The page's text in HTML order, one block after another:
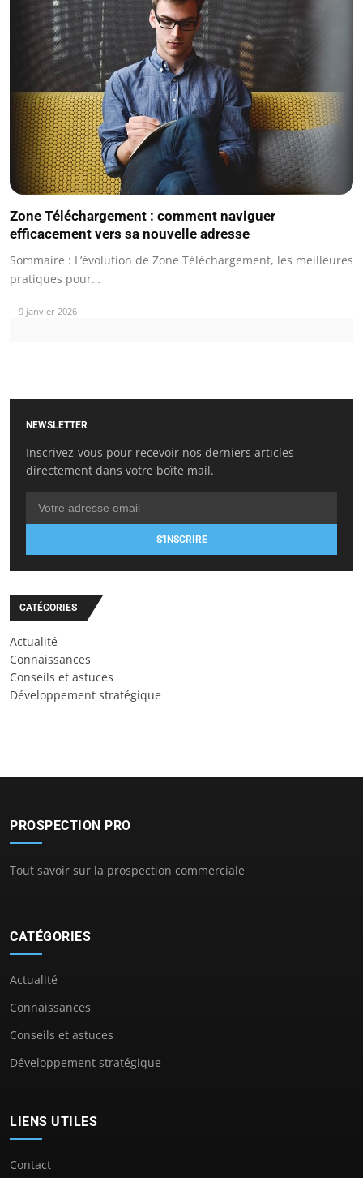
Zone Téléchargement : comment naviguer
efficacement vers sa nouvelle adresse
Sommaire : L’évolution de Zone Téléchargement, les meilleures
pratiques pour…
9 janvier 2026
NEWSLETTER
Inscrivez-vous pour recevoir nos derniers articles
directement dans votre boîte mail.
S'INSCRIRE
CATÉGORIES
Actualité
Connaissances
Conseils et astuces
Développement stratégique
PROSPECTION PRO
Tout savoir sur la prospection commerciale
CATÉGORIES
Actualité
Connaissances
Conseils et astuces
Développement stratégique
LIENS UTILES
Contact